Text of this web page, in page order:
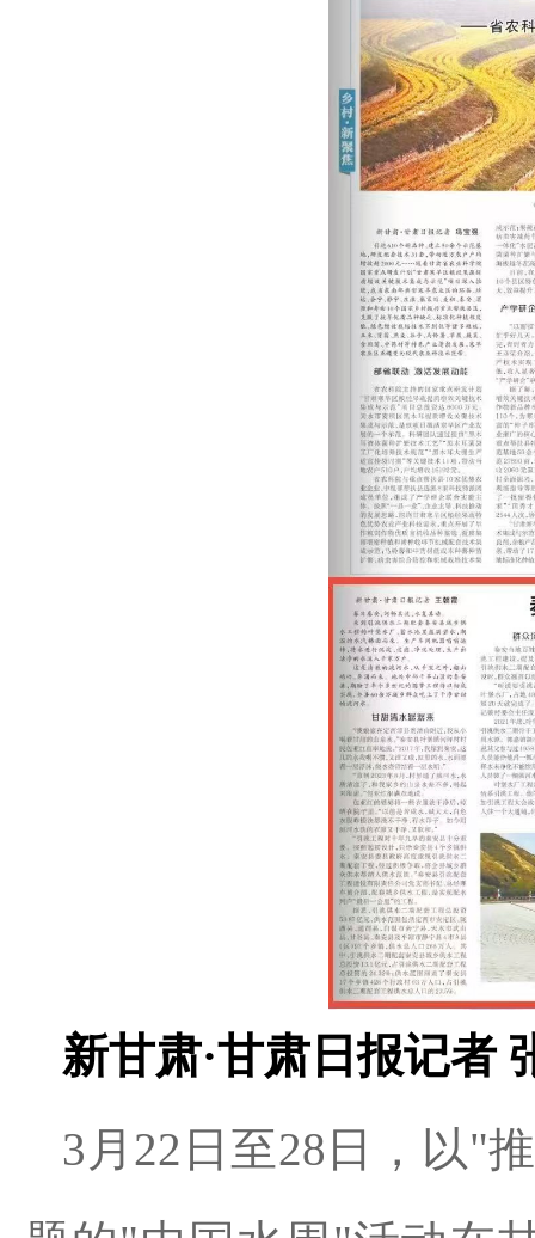
新甘肃·甘肃日报记者
3月22日至28日，以"